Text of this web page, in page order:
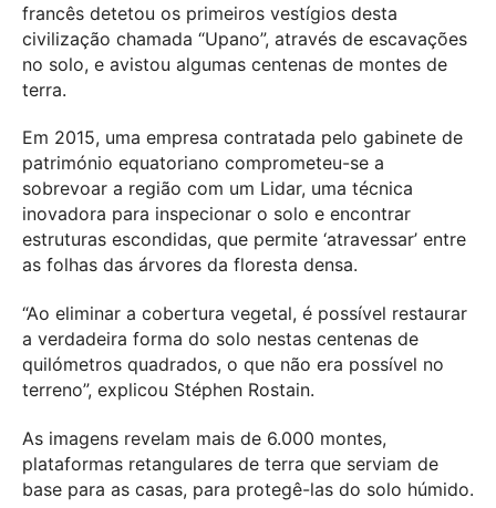
francês detetou os primeiros vestígios desta
civilização chamada “Upano”, através de escavações
no solo, e avistou algumas centenas de montes de
terra.
Em 2015, uma empresa contratada pelo gabinete de
património equatoriano comprometeu-se a
sobrevoar a região com um Lidar, uma técnica
inovadora para inspecionar o solo e encontrar
estruturas escondidas, que permite ‘atravessar’ entre
as folhas das árvores da floresta densa.
“Ao eliminar a cobertura vegetal, é possível restaurar
a verdadeira forma do solo nestas centenas de
quilómetros quadrados, o que não era possível no
terreno”, explicou Stéphen Rostain.
As imagens revelam mais de 6.000 montes,
plataformas retangulares de terra que serviam de
base para as casas, para protegê-las do solo húmido.